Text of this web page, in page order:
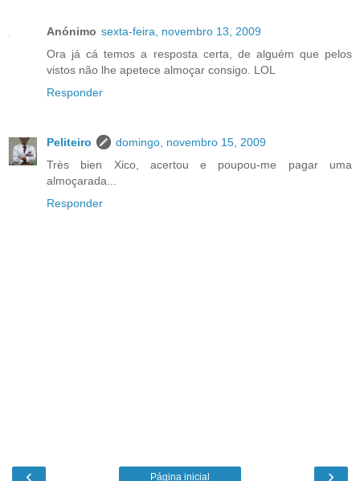
Anónimo sexta-feira, novembro 13, 2009
Ora já cá temos a resposta certa, de alguém que pelos
vistos não lhe apetece almoçar consigo. LOL
Responder
Peliteiro
domingo, novembro 15, 2009
Très bien Xico, acertou e poupou-me pagar uma
almoçarada...
Responder
‹ ›
Página inicial